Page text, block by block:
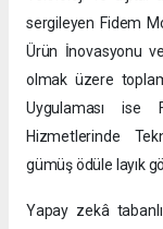
sergileyen Fidem
Ürün İnovasyonu
olmak üzere
Uygulaması ise
Hizmetlerinde
gümüş ödüle layık
Yapay zekâ